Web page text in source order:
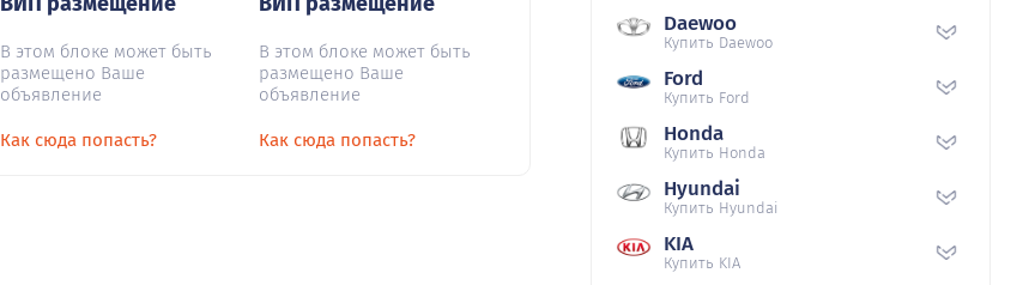
В этом блоке может быть
размещено Ваше
объявление
Как сюда попасть?
В этом блоке может быть
размещено Ваше
объявление
Как сюда попасть?
Daewoo
Купить Daewoo
Ford
Купить Ford
Honda
Купить Honda
Hyundai
Купить Hyundai
KIA
Купить KIA